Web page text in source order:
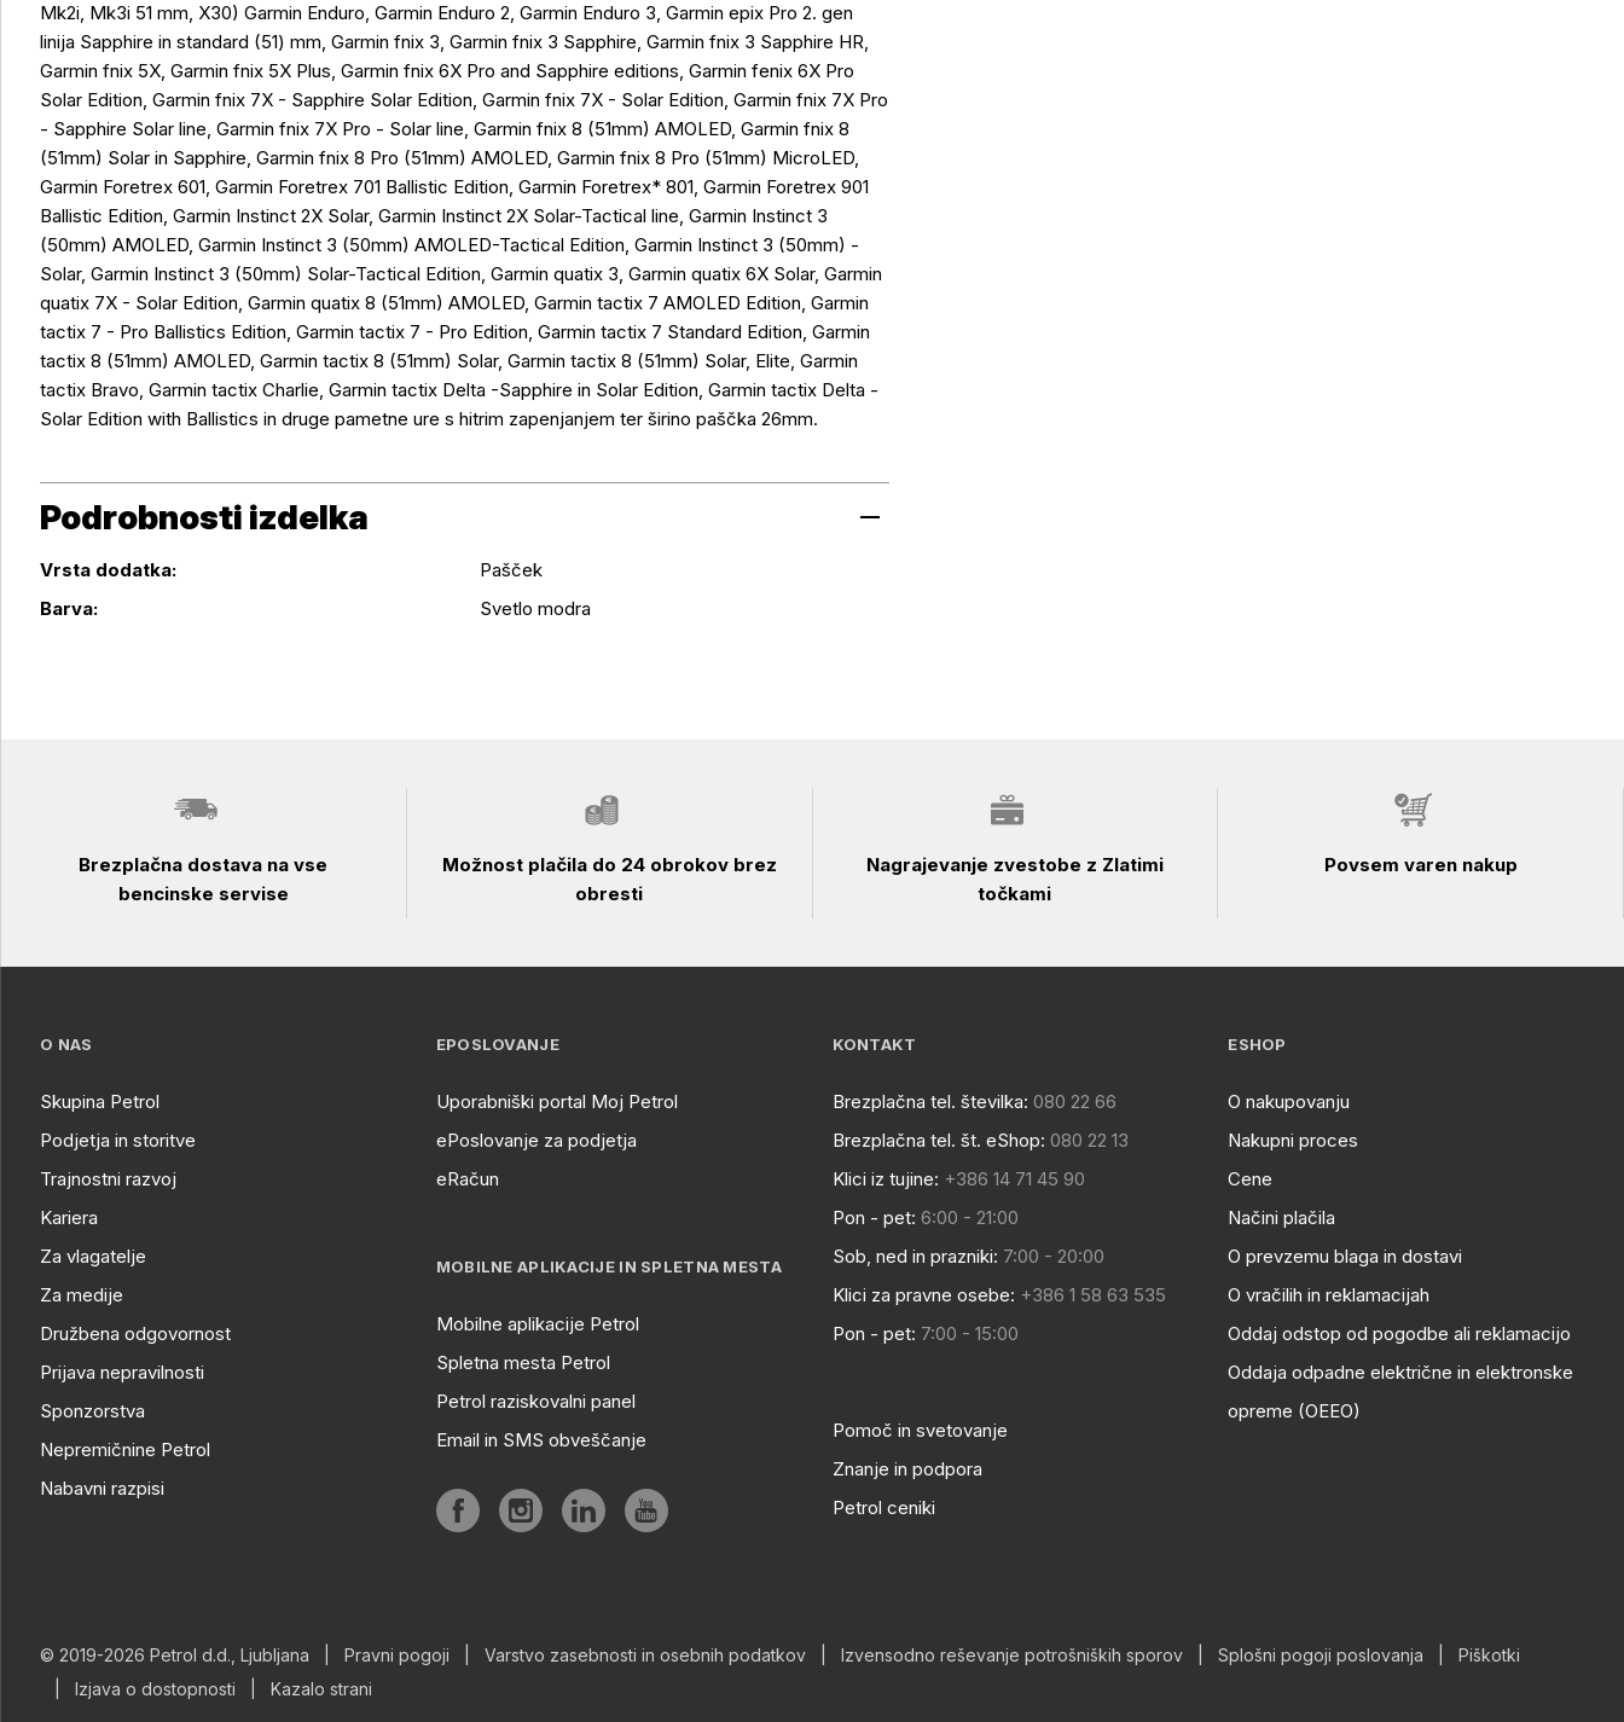
Več o izdelku
Mk2i, Mk3i 51 mm, X30) Garmin Enduro, Garmin Enduro 2, Garmin Enduro 3, Garmin epix Pro 2. gen
linija Sapphire in standard (51) mm, Garmin fnix 3, Garmin fnix 3 Sapphire, Garmin fnix 3 Sapphire HR,
Garmin fnix 5X, Garmin fnix 5X Plus, Garmin fnix 6X Pro and Sapphire editions, Garmin fenix 6X Pro
Solar Edition, Garmin fnix 7X - Sapphire Solar Edition, Garmin fnix 7X - Solar Edition, Garmin fnix 7X Pro
- Sapphire Solar line, Garmin fnix 7X Pro - Solar line, Garmin fnix 8 (51mm) AMOLED, Garmin fnix 8
(51mm) Solar in Sapphire, Garmin fnix 8 Pro (51mm) AMOLED, Garmin fnix 8 Pro (51mm) MicroLED,
Garmin Foretrex 601, Garmin Foretrex 701 Ballistic Edition, Garmin Foretrex* 801, Garmin Foretrex 901
Ballistic Edition, Garmin Instinct 2X Solar, Garmin Instinct 2X Solar-Tactical line, Garmin Instinct 3
(50mm) AMOLED, Garmin Instinct 3 (50mm) AMOLED-Tactical Edition, Garmin Instinct 3 (50mm) -
Solar, Garmin Instinct 3 (50mm) Solar-Tactical Edition, Garmin quatix 3, Garmin quatix 6X Solar, Garmin
quatix 7X - Solar Edition, Garmin quatix 8 (51mm) AMOLED, Garmin tactix 7 AMOLED Edition, Garmin
tactix 7 - Pro Ballistics Edition, Garmin tactix 7 - Pro Edition, Garmin tactix 7 Standard Edition, Garmin
tactix 8 (51mm) AMOLED, Garmin tactix 8 (51mm) Solar, Garmin tactix 8 (51mm) Solar, Elite, Garmin
tactix Bravo, Garmin tactix Charlie, Garmin tactix Delta -Sapphire in Solar Edition, Garmin tactix Delta -
Solar Edition with Ballistics in druge pametne ure s hitrim zapenjanjem ter širino paščka 26mm.
Podrobnosti izdelka
Podrobnosti izdelka
Vrsta dodatka:
Pašček
Barva:
Svetlo modra
Brezplačna dostava na vse
bencinske servise
Možnost plačila do 24 obrokov brez
obresti
Nagrajevanje zvestobe z Zlatimi
točkami
Povsem varen nakup
O NAS
Skupina Petrol
Podjetja in storitve
Trajnostni razvoj
Kariera
Za vlagatelje
Za medije
Družbena odgovornost
Prijava nepravilnosti
Sponzorstva
Nepremičnine Petrol
Nabavni razpisi
EPOSLOVANJE
Uporabniški portal Moj Petrol
ePoslovanje za podjetja
eRačun
MOBILNE APLIKACIJE IN SPLETNA MESTA
Mobilne aplikacije Petrol
Spletna mesta Petrol
Petrol raziskovalni panel
Email in SMS obveščanje
KONTAKT
Brezplačna tel. številka: 080 22 66
Brezplačna tel. št. eShop: 080 22 13
Klici iz tujine: +386 14 71 45 90
Pon - pet: 6:00 - 21:00
Sob, ned in prazniki: 7:00 - 20:00
Klici za pravne osebe: +386 1 58 63 535
Pon - pet: 7:00 - 15:00
Pomoč in svetovanje
Znanje in podpora
Petrol ceniki
ESHOP
O nakupovanju
Nakupni proces
Cene
Načini plačila
O prevzemu blaga in dostavi
O vračilih in reklamacijah
Oddaj odstop od pogodbe ali reklamacijo
Oddaja odpadne električne in elektronske
opreme (OEEO)
© 2019-2026 Petrol d.d., Ljubljana Pravni pogoji Varstvo zasebnosti in osebnih podatkov Izvensodno reševanje potrošniških sporov Splošni pogoji poslovanja
Piškotki
Izjava o dostopnosti Kazalo strani